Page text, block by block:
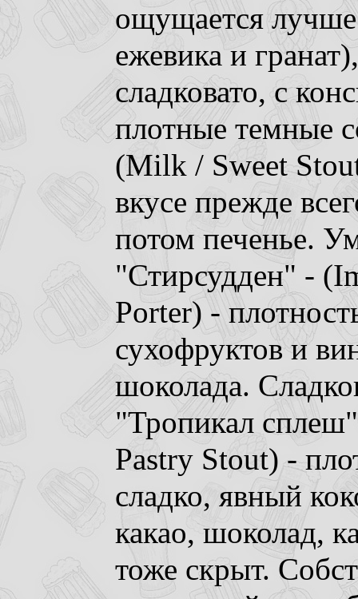
ощущается
ежевика и
сладковато, с
плотные темные
(Milk / Sweet
вкусе прежде
потом печенье.
"Стирсудден" -
Porter) -
сухофруктов и
шоколада.
"Тропикал
Pastry Stout) -
сладко, явный
какао, шоколад,
тоже скрыт.